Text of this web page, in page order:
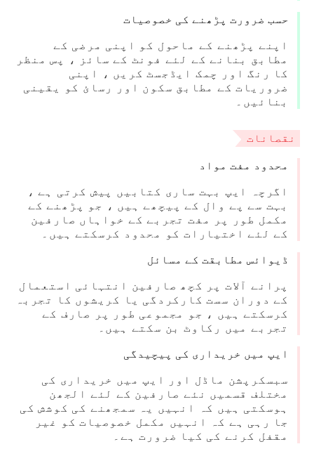
حسب ضرورت پڑھنے کی خصوصیات
اپنے پڑھنے کے ماحول کو اپنی مرضی کے
مطابق بنانے کے لئے فونٹ کے سائز ، پس منظر
کا رنگ اور چمک ایڈجسٹ کریں ، اپنی
ضروریات کے مطابق سکون اور رسائ کو یقینی
بنائیں۔
نقصانات
محدود مفت مواد
اگرچہ ایپ بہت ساری کتابیں پیش کرتی ہے ،
بہت سے پے وال کے پیچھے ہیں ، جو پڑھنے کے
مکمل طور پر مفت تجربے کے خواہاں صارفین
کے لئے اختیارات کو محدود کرسکتے ہیں۔
ڈیوائس مطابقت کے مسائل
پرانے آلات پر کچھ صارفین انتہائی استعمال
کے دوران سست کارکردگی یا کریشوں کا تجربہ
کرسکتے ہیں ، جو مجموعی طور پر صارف کے
تجربے میں رکاوٹ بن سکتے ہیں۔
ایپ میں خریداری کی پیچیدگی
سبسکرپشن ماڈل اور ایپ میں خریداری کی
مختلف قسمیں نئے صارفین کے لئے الجھن
ہوسکتی ہیں کہ انہیں یہ سمجھنے کی کوشش کی
جا رہی ہے کہ انہیں مکمل خصوصیات کو غیر
مقفل کرنے کی کیا ضرورت ہے۔